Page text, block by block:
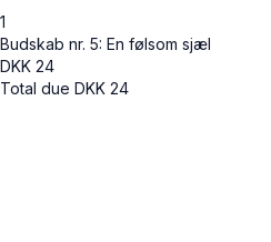
1
Budskab nr. 5: En følsom sjæl
DKK 24
Total due DKK 24